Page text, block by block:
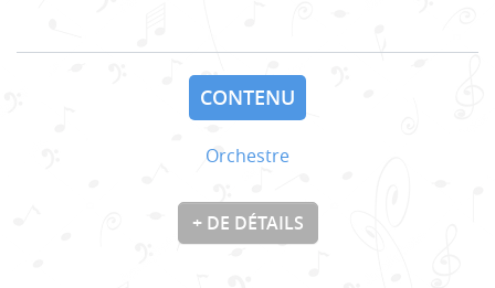
CONTENU
Orchestre
+ DE DÉTAILS